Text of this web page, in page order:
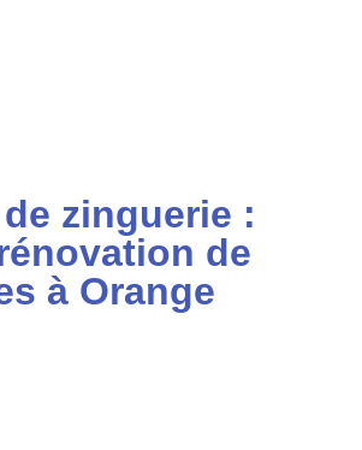
zinguerie :
de
à Orange